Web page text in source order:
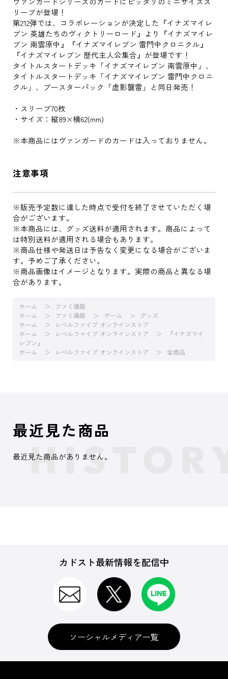
リーブが登場！
第212弾では、コラボレーションが決定した『イナズマイレ
ブン 英雄たちのヴィクトリーロード』より『イナズマイレ
ブン 南雲原中』『イナズマイレブン 雷門中クロニクル』
『イナズマイレブン 歴代主人公集合』が登場です！
タイトルスタートデッキ「イナズマイレブン 南雲原中」、
タイトルスタートデッキ「イナズマイレブン 雷門中クロニ
クル」、ブースターパック「虚影襲雷」と同日発売！
・スリーブ70枚
・サイズ：縦89×横62(mm)
※本商品にはヴァンガードのカードは入っておりません。
注意事項
※販売予定数に達した時点で受付を終了させていただく場
合がございます。
※本商品には、グッズ送料が適用されます。商品によって
は特別送料が適用される場合もあります。
※商品仕様や発送日は予告なく変更になる場合がございま
す。予めご了承ください。
※商品画像はイメージとなります。実際の商品と異なる場
合があります。
ホーム
ファミ通販
ホーム
ファミ通販 ゲーム
グッズ
ホーム
レベルファイブ オンラインストア
ホーム
レベルファイブ オンラインストア
『イナズマイ
レブン』
ホーム
レベルファイブ オンラインストア 全商品
最近見た商品
最近見た商品がありません。
カドスト最新情報を配信中
ソーシャルメディア一覧